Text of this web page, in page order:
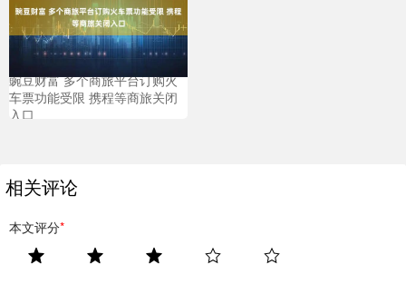
豌豆财富 多个商旅平台订购火
车票功能受限 携程等商旅关闭
入口
相关评论
本文评分*